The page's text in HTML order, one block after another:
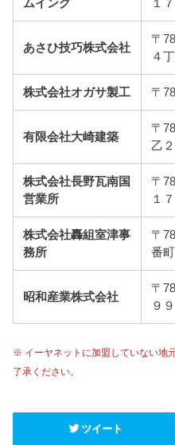
ムイング
１
あさひ技巧株式会社
〒
４
株式会社オガサ製工 〒
有限会社大崎建築
〒
乙
株式会社長野瓦南国
営業所
〒
１
株式会社轟組室津事
務所
〒
番
昭和産業株式会社
〒
９９
※ イーヤネットに加盟していない地
了承ください。
ツイート